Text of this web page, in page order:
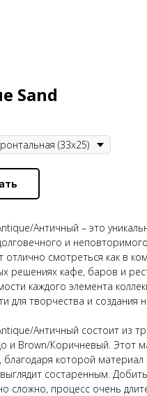
Sand
Античный – это
и
отлично смотреться как в
решениях кафе, баров и
каждого элемента
для творчества и
Античный состоит из
и Brown/Коричневый. Этот
благодаря которой
состаренным.
сложно, процесс очень